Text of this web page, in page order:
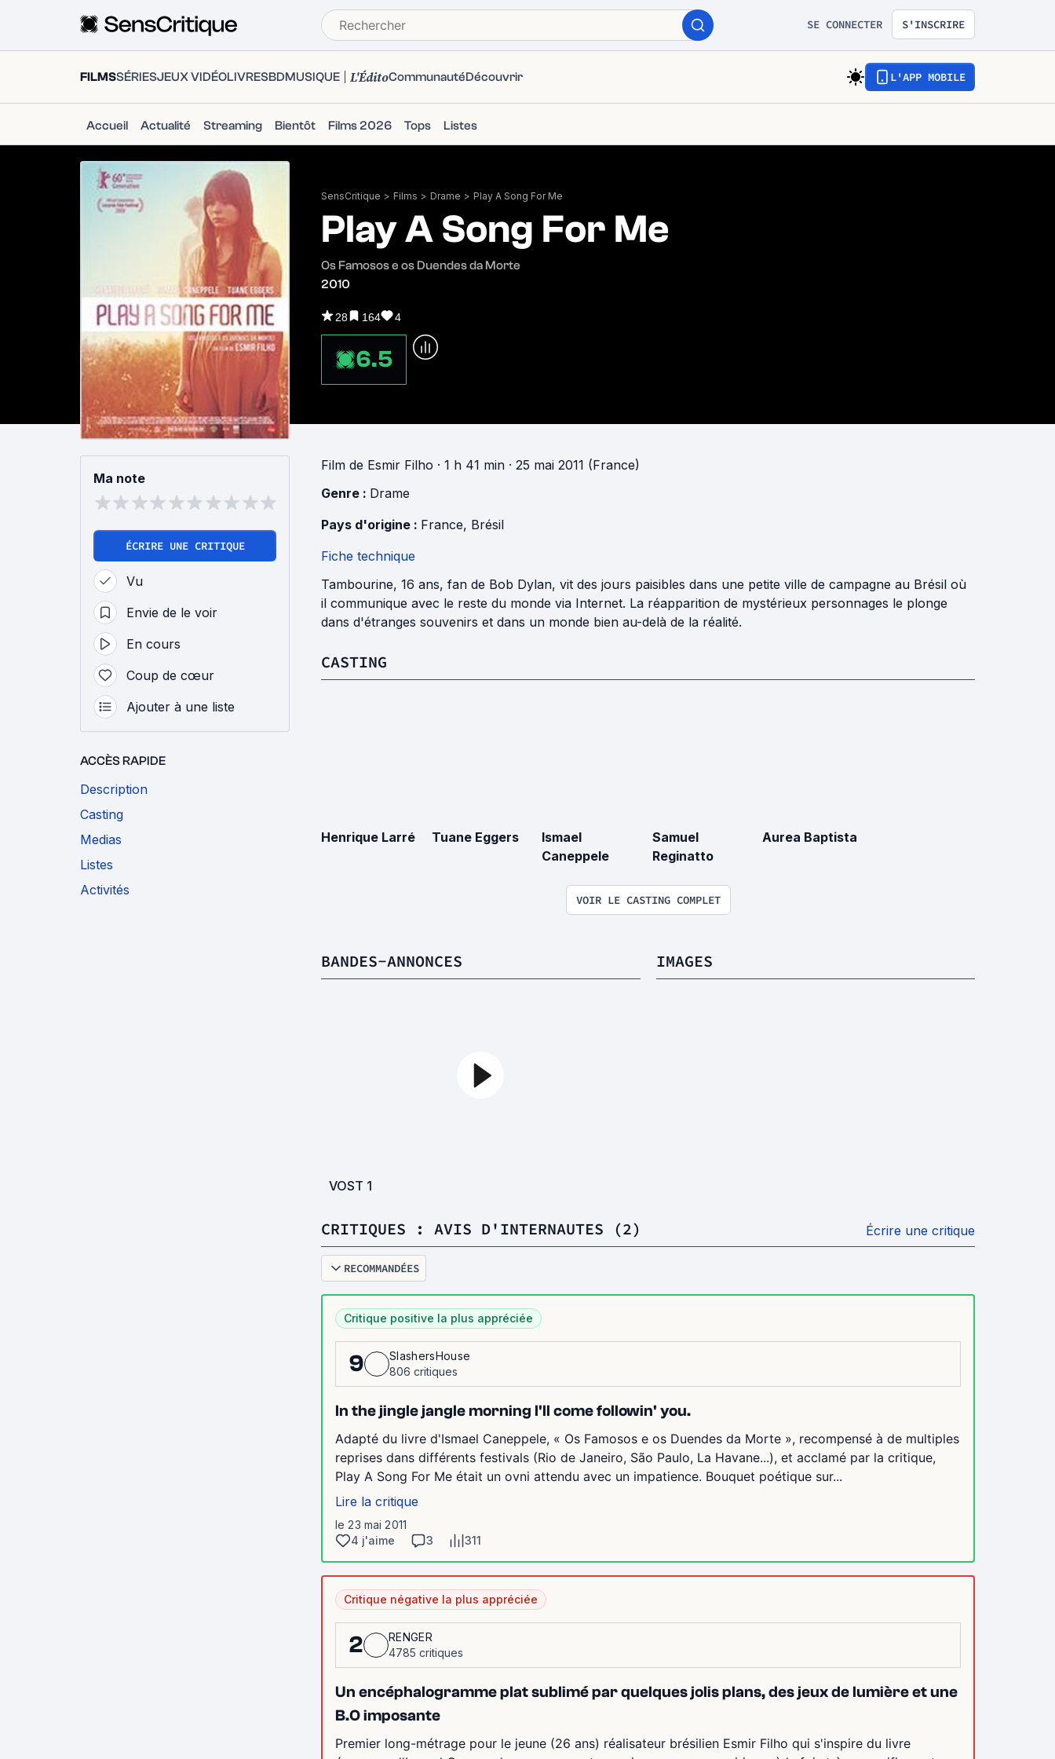
SE CONNECTER S'INSCRIRE
FILMSSÉRIESJEUX VIDÉOLIVRESBDMUSIQUE L'ÉditoCommunautéDécouvrir L'APP MOBILE
Accueil Actualité Streaming Bientôt Films 2026 Tops Listes
SensCritique > Films > Drame > Play A Song For Me
Play A Song For Me
Os Famosos e os Duendes da Morte
2010
28 164 4
6.5
Ma note
ÉCRIRE UNE CRITIQUE
Vu
Envie de le voir
En cours
Coup de cœur
Ajouter à une liste
ACCÈS RAPIDE
Description
Casting
Medias
Listes
Activités
Film de Esmir Filho · 1 h 41 min · 25 mai 2011 (France)
Genre : Drame
Pays d'origine : France, Brésil
Fiche technique
Tambourine, 16 ans, fan de Bob Dylan, vit des jours paisibles dans une petite ville de campagne au Brésil où
il communique avec le reste du monde via Internet. La réapparition de mystérieux personnages le plonge
dans d'étranges souvenirs et dans un monde bien au-delà de la réalité.
CASTING
Henrique Larré Tuane Eggers
Ismael
Caneppele
Samuel
Reginatto
Aurea Baptista
VOIR LE CASTING COMPLET
BANDES-ANNONCES
VOST 1
IMAGES
CRITIQUES : AVIS D'INTERNAUTES (2) Écrire une critique
RECOMMANDÉES
Critique positive la plus appréciée
9
SlashersHouse
806 critiques
In the jingle jangle morning I'll come followin' you.
Adapté du livre d'Ismael Caneppele, « Os Famosos e os Duendes da Morte », recompensé à de multiples
reprises dans différents festivals (Rio de Janeiro, São Paulo, La Havane...), et acclamé par la critique,
Play A Song For Me était un ovni attendu avec un impatience. Bouquet poétique sur...
Lire la critique
le 23 mai 2011
4 j'aime
3 311
Critique négative la plus appréciée
2
RENGER
4785 critiques
Un encéphalogramme plat sublimé par quelques jolis plans, des jeux de lumière et une
B.O imposante
Premier long-métrage pour le jeune (26 ans) réalisateur brésilien Esmir Filho qui s'inspire du livre